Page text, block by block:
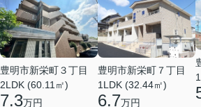
豊明市新栄町３丁目
2LDK (60.11㎡)
7.3万円
豊明市新栄町７丁目
1LDK (32.44㎡)
6.7万円